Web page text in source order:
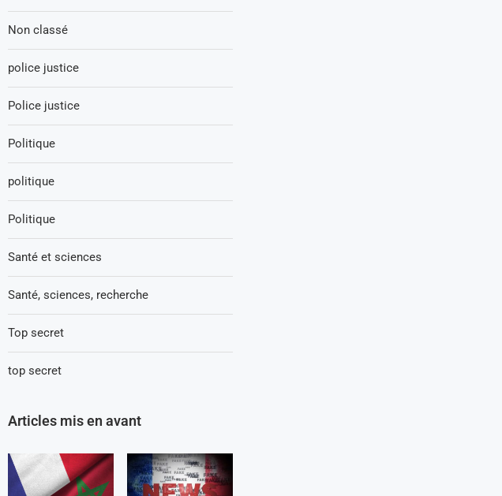
Non classé
police justice
Police justice
Politique
politique
Politique
Santé et sciences
Santé, sciences, recherche
Top secret
top secret
Articles mis en avant